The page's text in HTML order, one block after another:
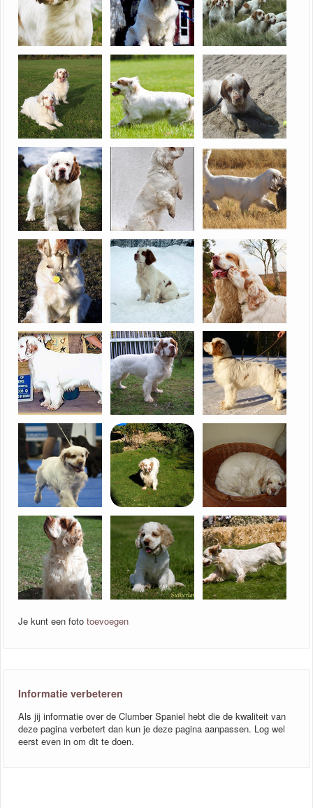
Je kunt een foto toevoegen
Informatie verbeteren
Als jij informatie over de Clumber Spaniel hebt die de kwaliteit van
deze pagina verbetert dan kun je deze pagina aanpassen. Log wel
eerst even in om dit te doen.